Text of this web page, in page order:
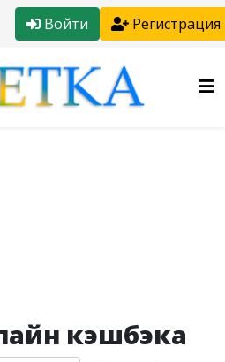
Войти Регистрация
кэшбэка